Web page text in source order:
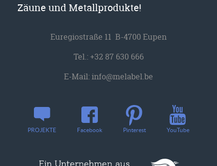
Zäune und Metallprodukte!
Euregiostraße 11 B-4700 Eupen
Tel.:+32 87 630 666
E-Mail:info@melabel.be
PROJEKTE Facebook Pinterest YouTube